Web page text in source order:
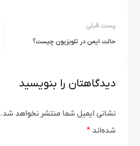
پست قبلی
حالت ایمن در تلویزیون چیست؟
دیدگاهتان را بنویسید
نشانی ایمیل شما منتشر نخواهد شد.
شده‌اند*